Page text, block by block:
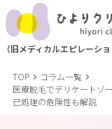
（旧メディカルエピレーシ
TOP
コラム一覧
医療脱毛でデリケートゾ
己処理の危険性も解説